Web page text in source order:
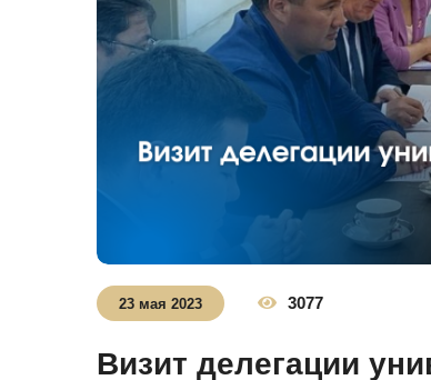
23 мая 2023 3077
Визит делегации